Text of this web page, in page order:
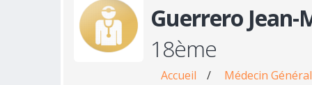
Guerrero Jean-
18ème
Accueil / Médecin